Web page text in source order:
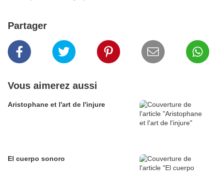
Partager
Vous aimerez aussi
Aristophane et l'art de l'injure
El cuerpo sonoro